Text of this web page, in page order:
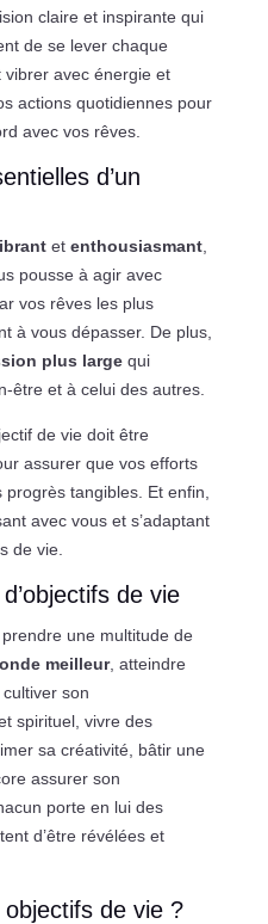
claire et inspirante qui
de se lever chaque
vibrer avec énergie et
actions quotidiennes pour
avec vos rêves.
d’un
et enthousiasmant,
pousse à agir avec
vos rêves les plus
à vous dépasser. De plus,
plus largequi
être et à celui des autres.
de vie doit être
assurer que vos efforts
tangibles. Et enfin,
avec vous et s’adaptant
de vie.
de vie
une multitude de
meilleur, atteindre
son
spirituel, vivre des
sa créativité, bâtir une
assurer son
porte en lui des
d’être révélées et
de vie ?